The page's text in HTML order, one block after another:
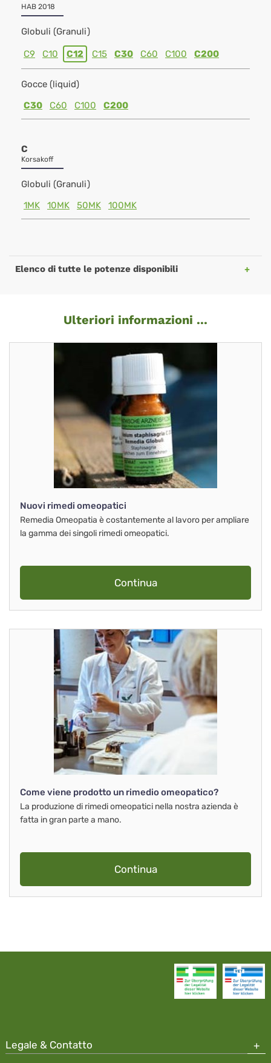
HAB 2018
Globuli (Granuli)
C9 C10 C12 C15 C30 C60 C100 C200
Gocce (liquid)
C30
C60 C100 C200
C
Korsakoff
Globuli (Granuli)
1MK
10MK 50MK 100MK
Elenco di tutte le potenze disponibili
Ulteriori informazioni ...
Nuovi rimedi omeopatici
Remedia Omeopatia è costantemente al lavoro per ampliare
la gamma dei singoli rimedi omeopatici.
Continua
Come viene prodotto un rimedio omeopatico?
La produzione di rimedi omeopatici nella nostra azienda è
fatta in gran parte a mano.
Continua
Legale & Contatto